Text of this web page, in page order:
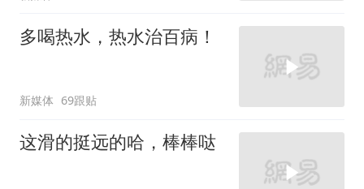
多喝热水，热水治百病！
新媒体 69跟贴
这滑的挺远的哈，棒棒哒